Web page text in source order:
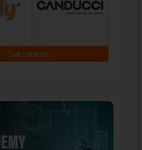
Tutti i brands